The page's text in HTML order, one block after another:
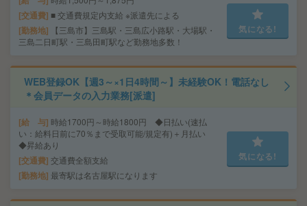
交通費 ■ 交通費規定内支給 ※派遣先による
勤務地
【三島市】三島駅・三島広小路駅・大場駅・
三島二日町駅・三島田町駅など勤務地多数！
気になる!
WEB登録OK【週3～×1日4時間～】未経験OK！電話なし
＊会員データの入力業務[派遣]
給 与 時給1700円～時給1800円 ◆日払い(速払
い：給料日前に70％まで受取可能/規定有)＋月払い
◆昇給あり
交通費 交通費全額支給
勤務地 最寄駅は名古屋駅になります
気になる!